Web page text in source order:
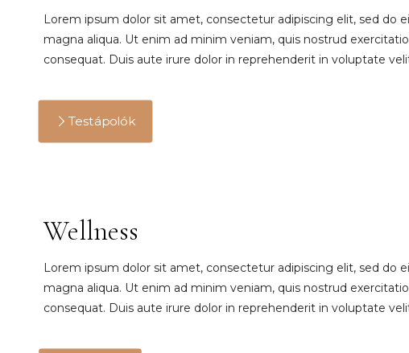
Lorem ipsum dolor sit amet, consectetur adipiscing elit, sed do
magna aliqua. Ut enim ad minim veniam, quis nostrud
consequat. Duis aute irure dolor in reprehenderit in voluptate
Testápolók
Wellness
Lorem ipsum dolor sit amet, consectetur adipiscing elit, sed do
magna aliqua. Ut enim ad minim veniam, quis nostrud
consequat. Duis aute irure dolor in reprehenderit in voluptate